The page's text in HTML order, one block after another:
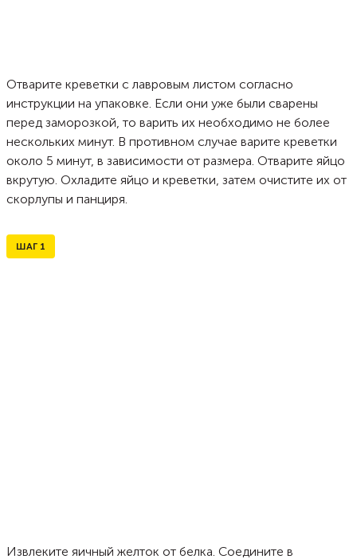
Отварите креветки с лавровым листом согласно
инструкции на упаковке. Если они уже были сварены
перед заморозкой, то варить их необходимо не более
нескольких минут. В противном случае варите креветки
около 5 минут, в зависимости от размера. Отварите яйцо
вкрутую. Охладите яйцо и креветки, затем очистите их от
скорлупы и панциря.
ШАГ 1
Извлеките яичный желток от белка. Соедините в